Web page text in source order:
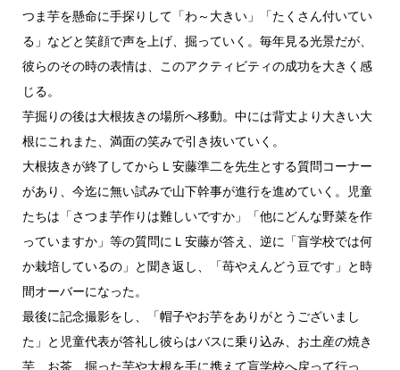
つま芋を懸命に手探りして「わ～大きい」「たくさん付いてい
る」などと笑顔で声を上げ、掘っていく。毎年見る光景だが、
彼らのその時の表情は、このアクティビティの成功を大きく感
じる。
芋掘りの後は大根抜きの場所へ移動。中には背丈より大きい大
根にこれまた、満面の笑みで引き抜いていく。
大根抜きが終了してからＬ安藤準二を先生とする質問コーナー
があり、今迄に無い試みで山下幹事が進行を進めていく。児童
たちは「さつま芋作りは難しいですか」「他にどんな野菜を作
っていますか」等の質問にＬ安藤が答え、逆に「盲学校では何
か栽培しているの」と聞き返し、「苺やえんどう豆です」と時
間オーバーになった。
最後に記念撮影をし、「帽子やお芋をありがとうございまし
た」と児童代表が答礼し彼らはバスに乗り込み、お土産の焼き
芋、お茶、掘った芋や大根を手に携えて盲学校へ戻って行っ